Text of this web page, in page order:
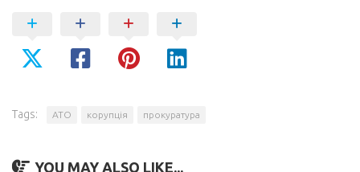
Tags: АТО корупція прокуратура
YOU MAY ALSO LIKE...